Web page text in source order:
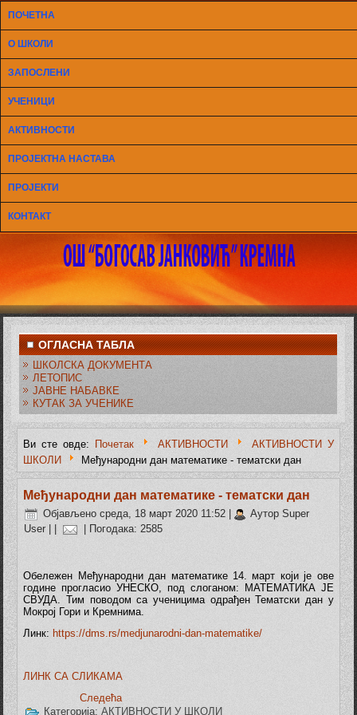
ПОЧЕТНА
О ШКОЛИ
ЗАПОСЛЕНИ
УЧЕНИЦИ
АКТИВНОСТИ
ПРОЈЕКТНА НАСТАВА
ПРОЈЕКТИ
КОНТАКТ
ОГЛАСНА ТАБЛА
ШКОЛСКА ДОКУМЕНТА
ЛЕТОПИС
ЈАВНЕ НАБАВКЕ
КУТАК ЗА УЧЕНИКЕ
Ви сте овде: Почетак АКТИВНОСТИ
АКТИВНОСТИ У
ШКОЛИ
Међународни дан математике - тематски дан
Међународни дан математике - тематски дан
Објављено среда, 18 март 2020 11:52
Аутор Super
User
| Погодака: 2585
Обележен Међународни дан математике 14. март који је ове
године прогласио УНЕСКО, под слоганом: МАТЕМАТИКА ЈЕ
СВУДА. Тим поводом са ученицима одрађен Тематски дан у
Мокрој Гори и Кремнима.
Линк: https://dms.rs/medjunarodni-dan-matematike/
ЛИНК СА СЛИКАМА
Следећа
Категорија:АКТИВНОСТИ У ШКОЛИ